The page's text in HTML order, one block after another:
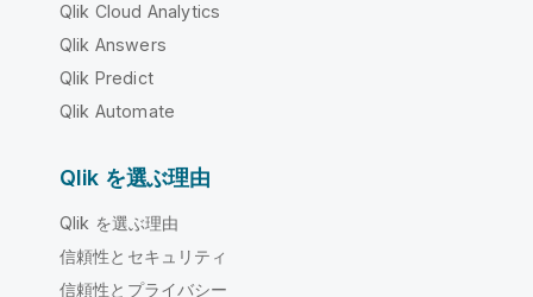
Qlik Cloud Analytics
Qlik Answers
Qlik Predict
Qlik Automate
Qlik を選ぶ理由
Qlik を選ぶ理由
信頼性とセキュリティ
信頼性とプライバシー